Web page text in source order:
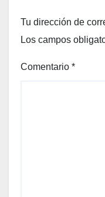
Tu dirección de
Los campos
Comentario *